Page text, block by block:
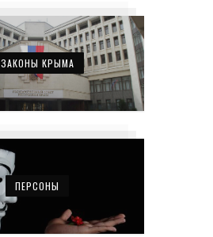
ЗАКОНЫ КРЫМА
ПЕРСОНЫ